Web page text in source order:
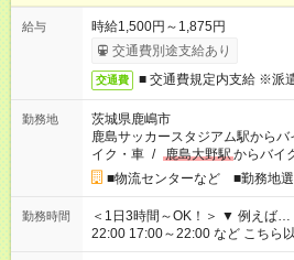
給与
時給1,500円～1,875円
交通費別途支給あり
交通費 ■ 交通費規定内支給 ※派
勤務地
茨城県鹿嶋市
鹿島サッカースタジアム駅からバ
イク・車 / 鹿島大野駅からバイ
■物流センターなど ■勤務地
勤務時間
＜1日3時間～OK！＞ ▼ 例えば… ▼ 15:00～18:00 15:00～
22:00 17:00～22:00 など こちら以外の時間もお気軽にご相談く
ださい！